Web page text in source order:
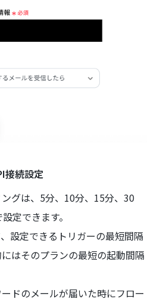
接続設定
グは、5分、10分、15分、30
定できます。
設定できるトリガーの最短間隔
はそのプランの最短の起動間隔
ドのメールが届いた時にフロー